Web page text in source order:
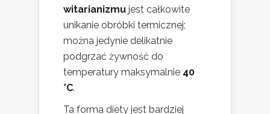
witarianizmu jest całkowite
unikanie obróbki termicznej;
można jedynie delikatnie
podgrzać żywność do
temperatury maksymalnie 40
°C.
Ta forma diety jest bardziej